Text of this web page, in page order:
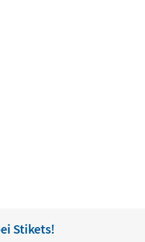
Stikets!